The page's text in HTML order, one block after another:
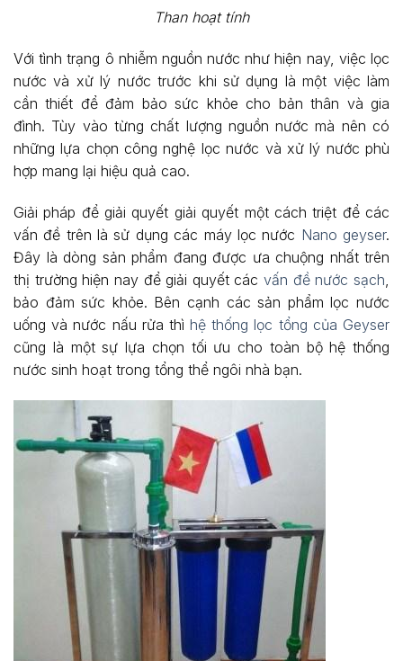
Than hoạt tính
Với tình trạng ô nhiễm nguồn nước như hiện nay, việc lọc
nước và xử lý nước trước khi sử dụng là một việc làm
cần thiết để đảm bảo sức khỏe cho bản thân và gia
đình. Tùy vào từng chất lượng nguồn nước mà nên có
những lựa chọn công nghệ lọc nước và xử lý nước phù
hợp mang lại hiệu quả cao.
Giải pháp để giải quyết giải quyết một cách triệt để các
vấn đề trên là sử dụng các máy lọc nước Nano geyser.
Đây là dòng sản phẩm đang được ưa chuộng nhất trên
thị trường hiện nay để giải quyết các vấn đề nước sạch
bảo đảm sức khỏe. Bên cạnh các sản phẩm lọc nước
uống và nước nấu rửa thìhệ thống lọc tổng của Geyser
cũng là một sự lựa chọn tối ưu cho toàn bộ hệ thống
nước sinh hoạt trong tổng thể ngôi nhà bạn.